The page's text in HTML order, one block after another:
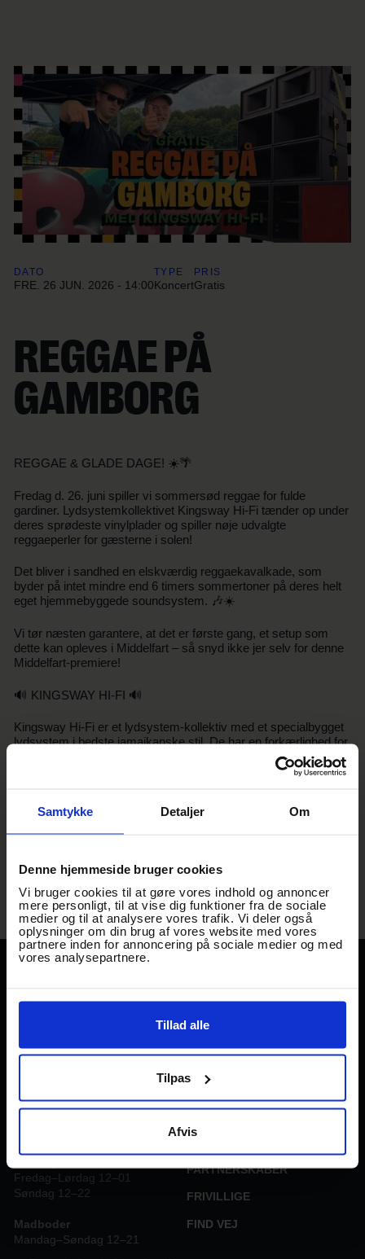
Samtykke Detaljer Om
Denne hjemmeside bruger cookies
Vi bruger cookies til at gøre vores indhold og annoncer
mere personligt, til at vise dig funktioner fra de sociale
medier og til at analysere vores trafik. Vi deler også
oplysninger om din brug af vores website med vores
partnere inden for annoncering på sociale medier og med
vores analysepartnere.
Tillad alle
Tilpas
Afvis
DATO
FRE. 26 JUN. 2026 - 14:00
TYPE
Koncert
PRIS
Gratis
REGGAE PÅ
GAMBORG
REGGAE & GLADE DAGE! ☀️🌴
Fredag d. 26. juni spiller vi sommersød reggae for fulde
gardiner. Lydsystemkollektivet Kingsway Hi-Fi tænder op under
deres sprødeste vinylplader og spiller nøje udvalgte
reggaeperler for gæsterne i solen!
Det bliver i sandhed en elskværdig reggaekavalkade, som
byder på intet mindre end 6 timers sommertoner på deres helt
eget hjemmebyggede soundsystem. 🎶☀️
Vi tør næsten garantere, at det er første gang, et setup som
dette kan opleves i Middelfart – så snyd ikke jer selv for denne
Middelfart-premiere!
🔊 KINGSWAY HI-FI 🔊
Kingsway Hi-Fi er et lydsystem-kollektiv med et specialbygget
lydsystem i bedste jamaikanske stil. De har en forkærlighed for
reggae, dub, roots og generelt musik med en bas der kan
mærkes i kroppen. Bag pulten finder du passionerede selectors
- Vi ses til sommertoner og kolde drinks!
FACILITETER
PARTNERSKABER
FRIVILLIGE
FIND VEJ
Gl Banegårdsvej 29
GAMBORG BRYGHUS &
Fredag–Lørdag 12–01
Søndag 12–22
Madboder
Mandag–Søndag 12–21